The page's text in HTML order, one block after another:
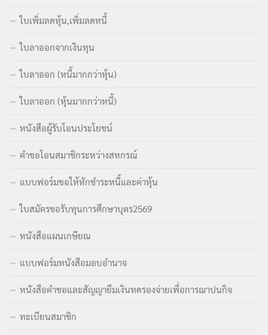
ใบเพิ่มลดหุ้น,เพิ่มลดหนี้
ใบลาออกจากเงินทุน
ใบลาออก (หนี้มากกว่าหุ้น)
ใบลาออก (หุ้นมากกว่าหนี้)
หนังสือผู้รับโอนประโยชน์
คำขอโอนสมาชิกระหว่างสหกรณ์
แบบฟอร์มขอให้หักชำระหนี้และค่าหุ้น
ใบสมัครขอรับทุนการศึกษาบุตร2569
หนังสือแผนเกษียณ
แบบฟอร์มหนังสือมอบอำนาจ
หนังสือคำขอและสัญญายืมเงินทดรองจ่ายเพื่อการฌาปนกิจ
ทะเบียนสมาชิก